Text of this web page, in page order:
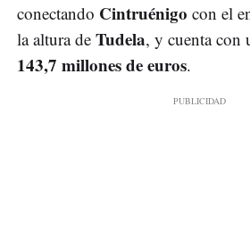
conectando Cintruénigo con el
la altura de Tudela, y cuenta con
143,7 millones de euros.